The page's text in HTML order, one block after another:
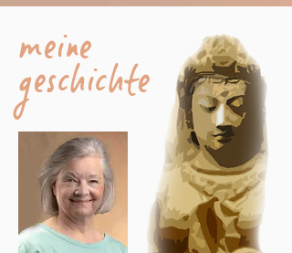
meine
geschichte